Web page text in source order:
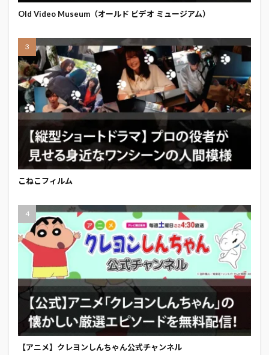
Old Video Museum（オールド ビデオ ミュージアム）
こねこフィルム
【アニメ】クレヨンしんちゃん公式チャンネル